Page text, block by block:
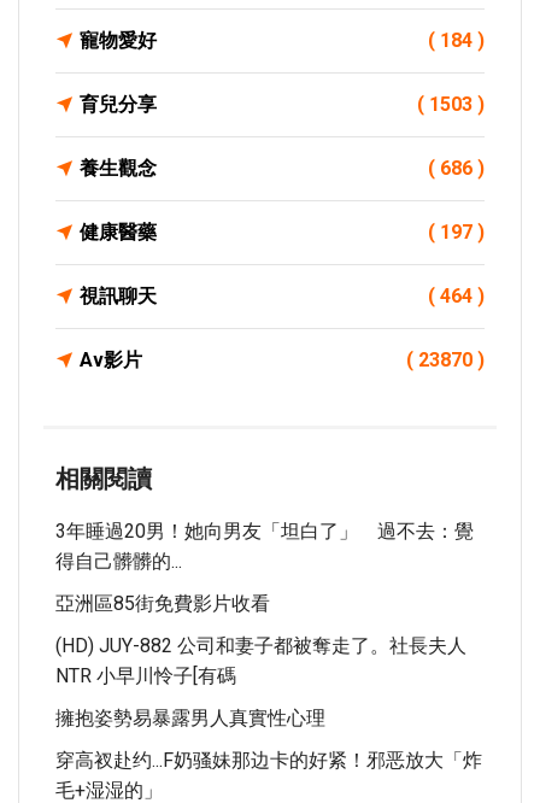
寵物愛好 ( 184 )
育兒分享 ( 1503 )
養生觀念 ( 686 )
健康醫藥 ( 197 )
視訊聊天 ( 464 )
Av影片 ( 23870 )
相關閱讀
3年睡過20男！她向男友「坦白了」 過不去：覺
得自己髒髒的...
亞洲區85街免費影片收看
(HD) JUY-882 公司和妻子都被奪走了。社長夫人
NTR 小早川怜子[有碼
擁抱姿勢易暴露男人真實性心理
穿高衩赴约...F奶骚妹那边卡的好紧！邪恶放大「炸
毛+湿湿的」